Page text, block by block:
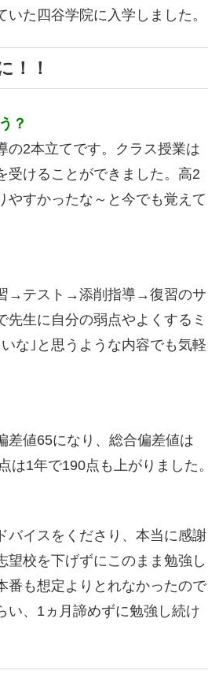
た四谷学院に入学しました。
！！
？
の2本立てです。クラス授業は
受けることができました。高2
やすかったな～と今でも覚えて
習→テスト→添削指導→復習のサ
生に自分の弱点やよくするミ
な｣と思うような内容でも気軽
差値65になり、総合偏差値は
1年で190点も上がりました。
バイスをくださり、本当に感謝
望校を下げずにこのまま勉強し
番も想定よりとれなかったので
い、1ヵ月諦めずに勉強し続け